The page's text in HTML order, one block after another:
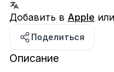
Добавить в Apple или
Поделиться
Описание